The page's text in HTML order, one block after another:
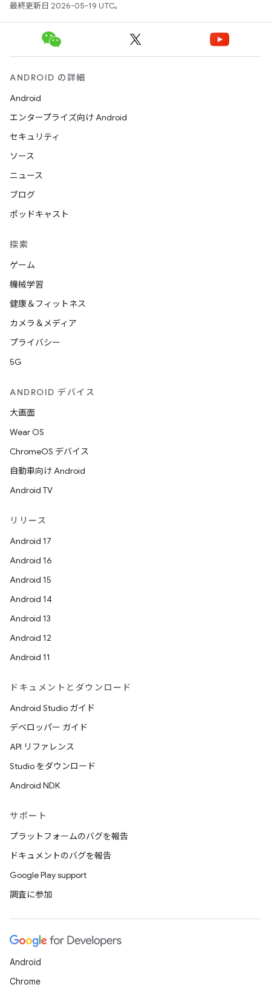
最終更新日 2026-05-19 UTC。
ANDROID の詳細
Android
エンタープライズ向け Android
セキュリティ
ソース
ニュース
ブログ
ポッドキャスト
探索
ゲーム
機械学習
健康＆フィットネス
カメラ＆メディア
プライバシー
5G
ANDROID デバイス
大画面
Wear OS
ChromeOS デバイス
自動車向け Android
Android TV
リリース
Android 17
Android 16
Android 15
Android 14
Android 13
Android 12
Android 11
ドキュメントとダウンロード
Android Studio ガイド
デベロッパー ガイド
API リファレンス
Studio をダウンロード
Android NDK
サポート
プラットフォームのバグを報告
ドキュメントのバグを報告
Google Play support
調査に参加
Android
Chrome